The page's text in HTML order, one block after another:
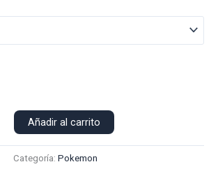
Añadir al carrito
Categoría: Pokemon